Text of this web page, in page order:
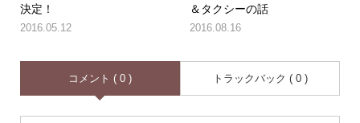
決定！
2016.05.12
＆タクシーの話
2016.08.16
コメント ( 0 ) トラックバック ( 0 )